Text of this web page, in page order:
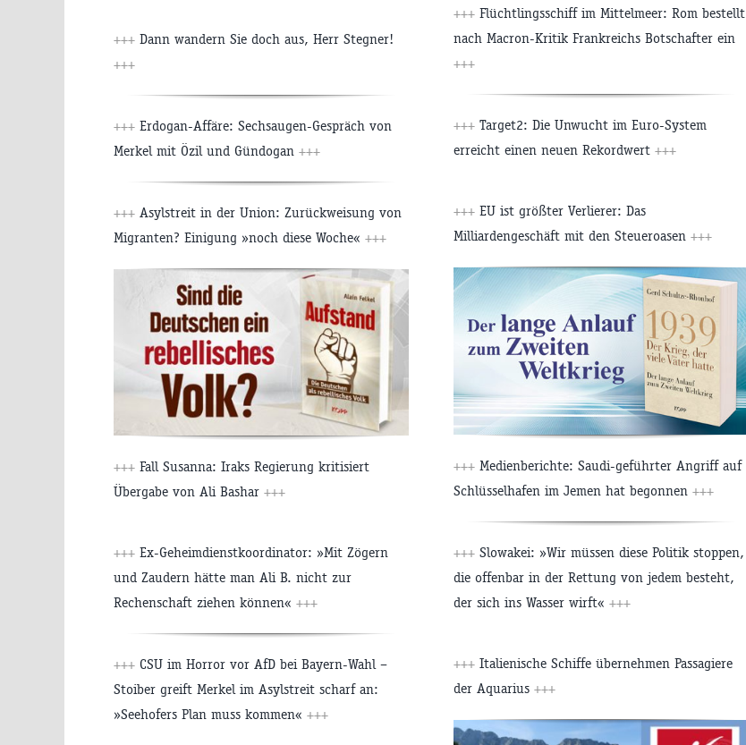
+++ Dann wandern Sie doch aus, Herr Stegner!
+++
+++ Erdogan-Affäre: Sechsaugen-Gespräch von
Merkel mit Özil und Gündogan +++
+++ Asylstreit in der Union: Zurückweisung von
Migranten? Einigung »noch diese Woche« +++
+++ Fall Susanna: Iraks Regierung kritisiert
Übergabe von Ali Bashar +++
+++ Ex-Geheimdienstkoordinator: »Mit Zögern
und Zaudern hätte man Ali B. nicht zur
Rechenschaft ziehen können« +++
+++ CSU im Horror vor AfD bei Bayern-Wahl –
Stoiber greift Merkel im Asylstreit scharf an:
»Seehofers Plan muss kommen« +++
+++ Flüchtlingsschiff im Mittelmeer: Rom bestellt
nach Macron-Kritik Frankreichs Botschafter ein
+++
+++ Target2: Die Unwucht im Euro-System
erreicht einen neuen Rekordwert +++
+++ EU ist größter Verlierer: Das
Milliardengeschäft mit den Steueroasen +++
+++ Medienberichte: Saudi-geführter Angriff auf
Schlüsselhafen im Jemen hat begonnen +++
+++ Slowakei: »Wir müssen diese Politik stoppen,
die offenbar in der Rettung von jedem besteht,
der sich ins Wasser wirft« +++
+++ Italienische Schiffe übernehmen Passagiere
der Aquarius +++